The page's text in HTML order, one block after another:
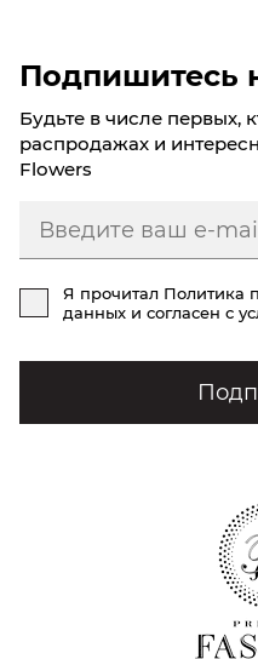
Подпишитесь
Будьте в числе первых,
распродажах и
Flowers
Я прочитал Политика
данных и согласен с